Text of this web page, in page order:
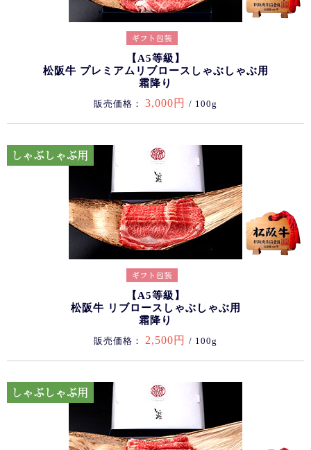
【A5等級】
松阪牛 プレミアムリブロースしゃぶしゃぶ用
霜降り
販売価格： 3,000円 / 100g
【A5等級】
松阪牛 リブロースしゃぶしゃぶ用
霜降り
販売価格： 2,500円 / 100g